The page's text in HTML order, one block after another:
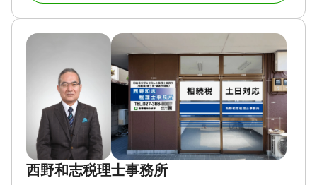
で、残されたご家族が故人に感謝している姿を何度
も見てきました。これからもそういったお手伝いを
していきたいと思い、開業しました。
対応地域
群馬県
対応業務
遺言書 / 遺産分割 / 生前贈与 / 相続財産調査 / 家族信
託 / 相続手続き / 銀行手続き / 戸籍収集 / 相続人調査
西野和志税理士事務所